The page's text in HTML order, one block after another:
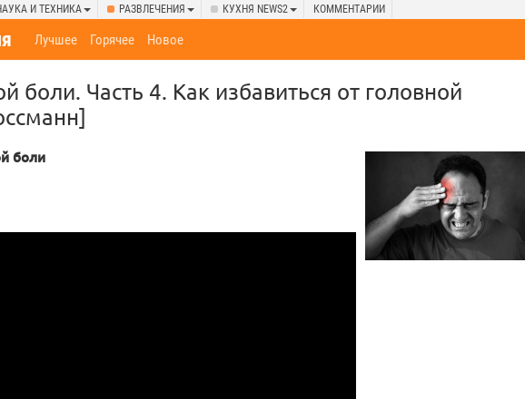
И ТЕХНИКА РАЗВЛЕЧЕНИЯ КУХНЯ NEWS2 КОММЕНТАРИИ
Лучшее Горячее Новое
боли. Часть 4. Как избавиться от головной
боли